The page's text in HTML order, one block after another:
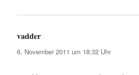
vadder
6. November 2011 um 18:32 Uhr